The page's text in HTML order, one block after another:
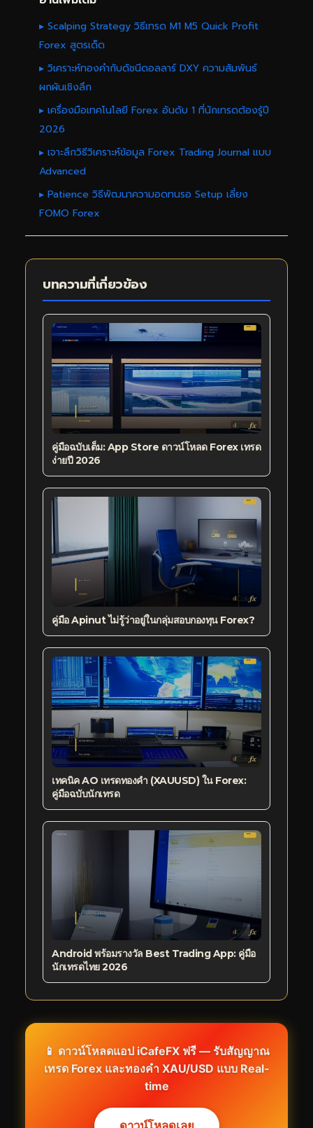
▸ Scalping Strategy วิธีเทรด M1 M5 Quick Profit
Forex สูตรเด็ด
▸ วิเคราะห์ทองคำกับดัชนีดอลลาร์ DXY ความสัมพันธ์
ผกผันเชิงลึก
▸ เครื่องมือเทคโนโลยี Forex อันดับ 1 ที่นักเทรดต้องรู้ปี
2026
▸ เจาะลึกวิธีวิเคราะห์ข้อมูล Forex Trading Journal แบบ
Advanced
▸ Patience วิธีพัฒนาความอดทนรอ Setup เลี่ยง
FOMO Forex
บทความที่เกี่ยวข้อง
คู่มือฉบับเต็ม: App Store ดาวน์โหลด Forex เทรด
ง่ายปี 2026
คู่มือ Apinut ไม่รู้ว่าอยู่ในกลุ่มสอบกองทุน Forex?
เทคนิค AO เทรดทองคำ (XAUUSD) ใน Forex:
คู่มือฉบับนักเทรด
Android พร้อมรางวัล Best Trading App: คู่มือ
นักเทรดไทย 2026
📱 ดาวน์โหลดแอป iCafeFX ฟรี — รับสัญญาณ
เทรด Forex และทองคำ XAU/USD แบบ Real-
time